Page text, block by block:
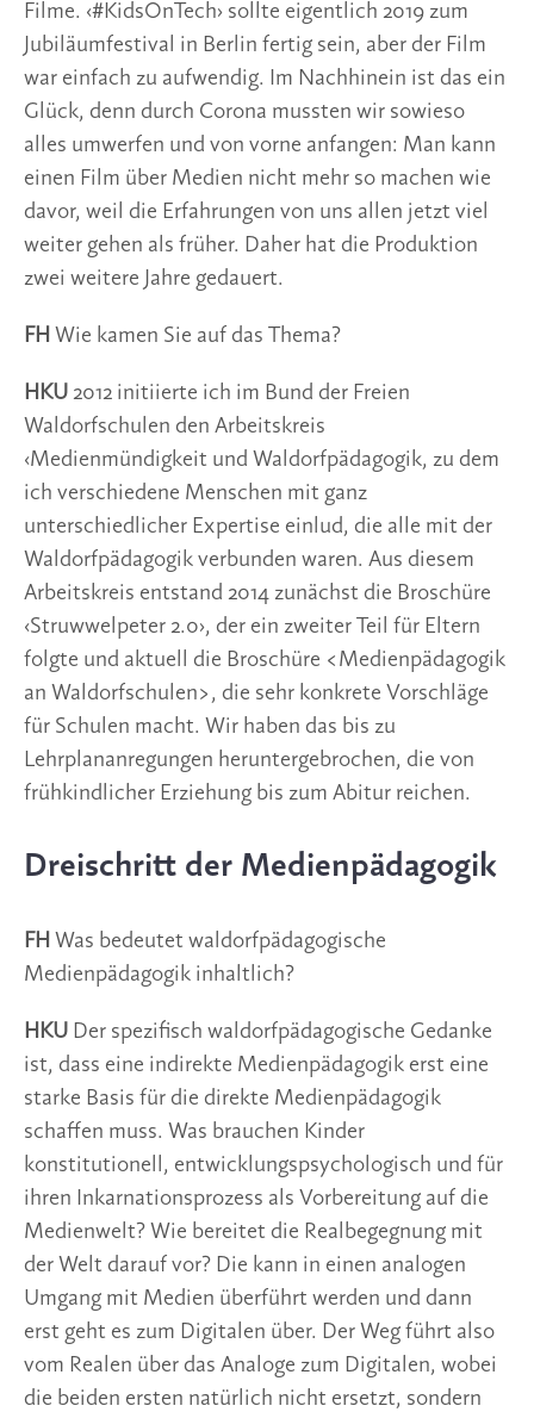
Filme. ‹#KidsOnTech› sollte eigentlich 2019 zum
Jubiläumfestival in Berlin fertig sein, aber der Film
war einfach zu aufwendig. Im Nachhinein ist das ein
Glück, denn durch Corona mussten wir sowieso
alles umwerfen und von vorne anfangen: Man kann
einen Film über Medien nicht mehr so machen wie
davor, weil die Erfahrungen von uns allen jetzt viel
weiter gehen als früher. Daher hat die Produktion
zwei weitere Jahre gedauert.
FH Wie kamen Sie auf das Thema?
HKU 2012 initiierte ich im Bund der Freien
Waldorfschulen den Arbeitskreis
‹Medienmündigkeit und Waldorfpädagogik, zu dem
ich verschiedene Menschen mit ganz
unterschiedlicher Expertise einlud, die alle mit der
Waldorfpädagogik verbunden waren. Aus diesem
Arbeitskreis entstand 2014 zunächst die Broschüre
‹Struwwelpeter 2.0›, der ein zweiter Teil für Eltern
folgte und aktuell die Broschüre <Medienpädagogik
an Waldorfschulen>, die sehr konkrete Vorschläge
für Schulen macht. Wir haben das bis zu
Lehrplananregungen heruntergebrochen, die von
frühkindlicher Erziehung bis zum Abitur reichen.
Dreischritt der Medienpädagogik
FH Was bedeutet waldorfpädagogische
Medienpädagogik inhaltlich?
HKU Der spezifisch waldorfpädagogische Gedanke
ist, dass eine indirekte Medienpädagogik erst eine
starke Basis für die direkte Medienpädagogik
schaffen muss. Was brauchen Kinder
konstitutionell, entwicklungspsychologisch und für
ihren Inkarnationsprozess als Vorbereitung auf die
Medienwelt? Wie bereitet die Realbegegnung mit
der Welt darauf vor? Die kann in einen analogen
Umgang mit Medien überführt werden und dann
erst geht es zum Digitalen über. Der Weg führt also
vom Realen über das Analoge zum Digitalen, wobei
die beiden ersten natürlich nicht ersetzt, sondern